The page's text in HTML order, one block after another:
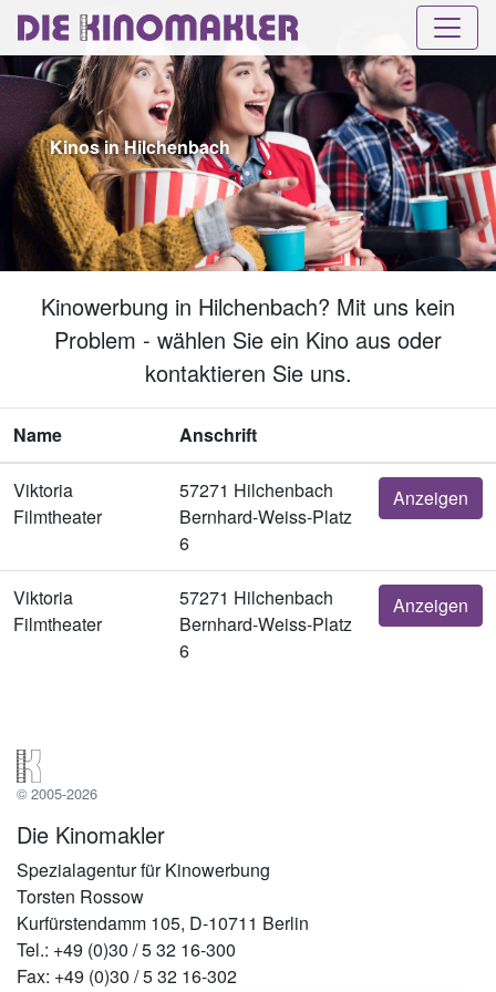
Kinos in Hilchenbach
Kinowerbung in Hilchenbach? Mit uns kein
Problem - wählen Sie ein Kino aus oder
kontaktieren Sie uns.
Name Anschrift
Viktoria
Filmtheater
57271 Hilchenbach
Bernhard-Weiss-Platz
6
Anzeigen
Viktoria
Filmtheater
57271 Hilchenbach
Bernhard-Weiss-Platz
6
Anzeigen
© 2005-2026
Die Kinomakler
Spezialagentur für Kinowerbung
Torsten Rossow
Kurfürstendamm 105, D-10711 Berlin
Tel.: +49 (0)30 / 5 32 16-300
Fax: +49 (0)30 / 5 32 16-302